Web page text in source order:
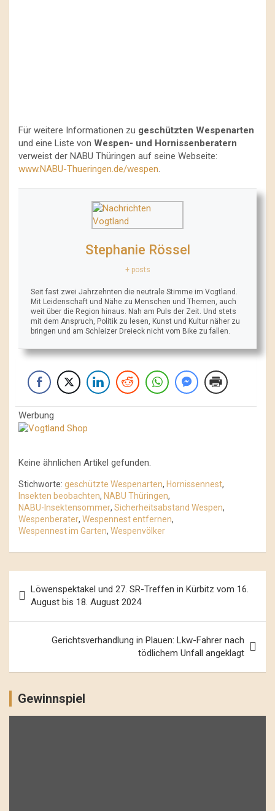
Für weitere Informationen zu geschützten Wespenarten
und eine Liste von Wespen- und Hornissenberatern
verweist der NABU Thüringen auf seine Webseite:
www.NABU-Thueringen.de/wespen.
Stephanie Rössel
+ posts
Seit fast zwei Jahrzehnten die neutrale Stimme im Vogtland.
Mit Leidenschaft und Nähe zu Menschen und Themen, auch
weit über die Region hinaus. Nah am Puls der Zeit. Und stets
mit dem Anspruch, Politik zu lesen, Kunst und Kultur näher zu
bringen und am Schleizer Dreieck nicht vom Bike zu fallen.
Werbung
Keine ähnlichen Artikel gefunden.
Stichworte: geschützte Wespenarten, Hornissennest,
Insekten beobachten, NABU Thüringen,
NABU-Insektensommer, Sicherheitsabstand Wespen,
Wespenberater, Wespennest entfernen,
Wespennest im Garten, Wespenvölker
Navigation
Löwenspektakel und 27. SR-Treffen in Kürbitz vom 16.
August bis 18. August 2024
Gerichtsverhandlung in Plauen: Lkw-Fahrer nach
tödlichem Unfall angeklagt
Gewinnspiel